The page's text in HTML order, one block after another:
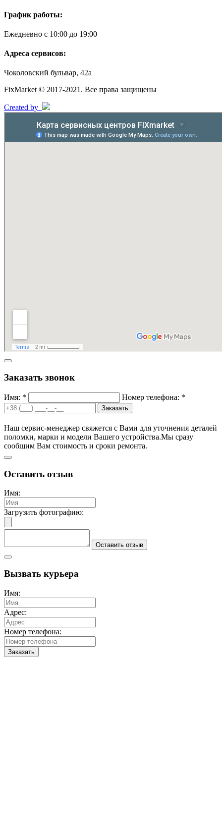
График работы:
Ежедневно с 10:00 до 19:00
Адреса сервисов:
Чоколовский бульвар, 42а
FixMarket © 2017-2021. Все права защищены
Created by
Заказать звонок
Имя: * Номер телефона: *
Заказать
Наш сервис-менеджер свяжется с Вами для уточнения деталей
поломки, марки и модели Вашего устройства.Мы сразу
сообщим Вам стоимость и сроки ремонта.
Оставить отзыв
Имя:
Загрузить фотографию:
Оставить отзыв
Вызвать курьера
Имя:
Адрес:
Номер телефона:
Заказать